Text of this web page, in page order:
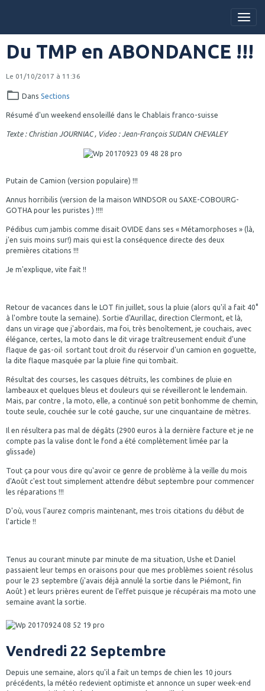
Du TMP en ABONDANCE !!!
Le 01/10/2017 à 11:36
Dans Sections
Résumé d'un weekend ensoleillé dans le Chablais franco-suisse
Texte : Christian JOURNIAC , Video : Jean-François SUDAN CHEVALEY
Putain de Camion (version populaire) !!!
Annus horribilis (version de la maison WINDSOR ou SAXE-COBOURG-
GOTHA pour les puristes ) !!!!
Pédibus cum jambis comme disait OVIDE dans ses « Métamorphoses » (là,
j'en suis moins sur!) mais qui est la conséquence directe des deux
premières citations !!!
Je m'explique, vite fait !!
Retour de vacances dans le LOT fin juillet, sous la pluie (alors qu'il a fait 40°
à l'ombre toute la semaine). Sortie d'Aurillac, direction Clermont, et là,
dans un virage que j'abordais, ma foi, très benoîtement, je couchais, avec
élégance, certes, la moto dans le dit virage traîtreusement enduit d'une
flaque de gas-oil sortant tout droit du réservoir d'un camion en goguette,
la dite flaque masquée par la pluie fine qui tombait.
Résultat des courses, les casques détruits, les combines de pluie en
lambeaux et quelques bleus et douleurs qui se réveilleront le lendemain.
Mais, par contre , la moto, elle, a continué son petit bonhomme de chemin,
toute seule, couchée sur le coté gauche, sur une cinquantaine de mètres.
Il en résultera pas mal de dégâts (2900 euros à la dernière facture et je ne
compte pas la valise dont le fond a été complètement limée par la
glissade)
Tout ça pour vous dire qu'avoir ce genre de problème à la veille du mois
d'Août c'est tout simplement attendre début septembre pour commencer
les réparations !!!
D'où, vous l'aurez compris maintenant, mes trois citations du début de
l'article !!
Tenus au courant minute par minute de ma situation, Ushe et Daniel
passaient leur temps en oraisons pour que mes problèmes soient résolus
pour le 23 septembre (j'avais déjà annulé la sortie dans le Piémont, fin
Août ) et leurs prières eurent de l'effet puisque je récupérais ma moto une
semaine avant la sortie.
Vendredi 22 Septembre
Depuis une semaine, alors qu'il a fait un temps de chien les 10 jours
précédents, la météo redevient optimiste et annonce un super week-end